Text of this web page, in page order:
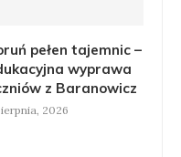
pełen tajemnic –
wyprawa
z Baranowicz
2026